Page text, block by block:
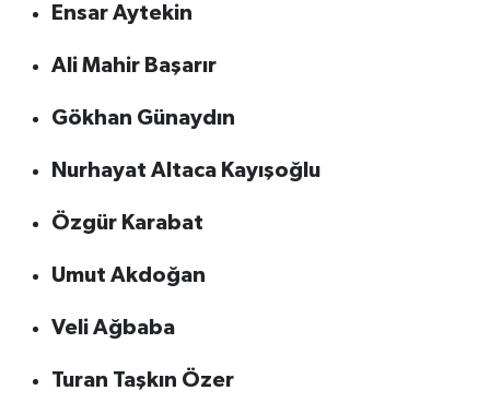
Ensar Aytekin
Ali Mahir Başarır
Gökhan Günaydın
Nurhayat Altaca Kayışoğlu
Özgür Karabat
Umut Akdoğan
Veli Ağbaba
Turan Taşkın Özer